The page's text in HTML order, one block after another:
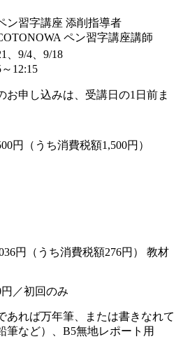
ン習字講座 添削指導者
ペン習字講座講師
、9/4、9/18
12:15
お申し込みは、受講日の1日前ま
円（うち消費税額1,500円）
円（うち消費税額276円） 教材
／初回のみ
あれば万年筆、または書きなれて
筆など）、B5無地レポート用